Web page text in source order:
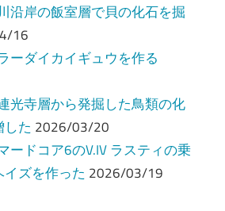
沿岸の飯室層で貝の化石を掘
16
ーダイカイギュウを作る
光寺層から発掘した鳥類の化
た 2026/03/20
ードコア6のV.IV ラスティの乗
ズを作った 2026/03/19